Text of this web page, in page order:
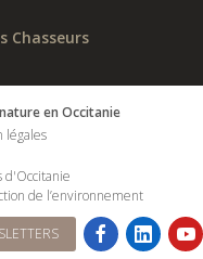
Chasseurs
en Occitanie
légales
d'Occitanie
de l’environnement